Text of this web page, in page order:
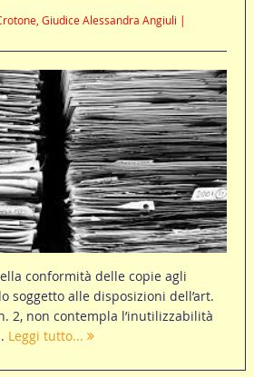
Giudice Alessandra Angiuli |
conformità delle copie agli
soggetto alle disposizioni dell’art.
2, non contempla l’inutilizzabilità
Leggi tutto...